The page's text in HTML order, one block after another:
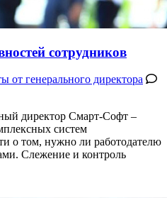
сотрудников
от генерального директора
директор Смарт-Софт –
систем
о том, нужно ли работодателю
Слежение и контроль